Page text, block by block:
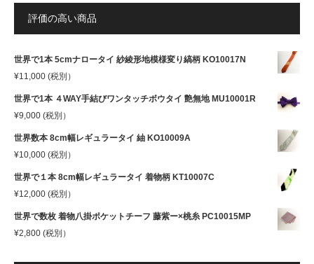
評価の高い商品
世界で1本 5cmナロータイ 紗綾形地模様変り縞柄 KO10017N
¥11,000 (税別）
世界で1本 ４WAY手結びワンタッチボウタイ 艶無地 MU10001R
¥9,000 (税別）
世界数本 8cm幅レギュラータイ 紬 KO10009A
¥10,000 (税別）
世界で１本 8cm幅レギュラータイ 着物柄 KT10007C
¥12,000 (税別）
世界で数枚 着物八掛ポケットチーフ 藤紫ー×桃糸 PC10015MP
¥2,800 (税別）